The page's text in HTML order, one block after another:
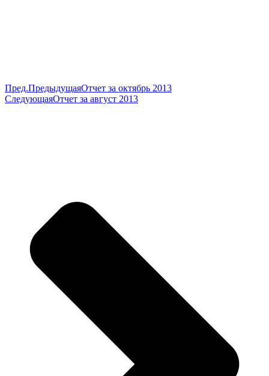
Пред.ПредыдущаяОтчет за октябрь 2013
СледующаяОтчет за август 2013